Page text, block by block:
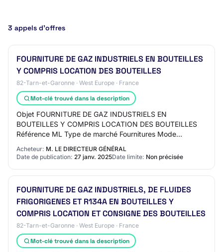
3 appels d’offres
FOURNITURE DE GAZ INDUSTRIELS EN BOUTEILLES
Y COMPRIS LOCATION DES BOUTEILLES
82-Tarn-et-Garonne · West Europe · France
Mot-clé trouvé dans la description
Objet FOURNITURE DE GAZ INDUSTRIELS EN
BOUTEILLES Y COMPRIS LOCATION DES BOUTEILLES
Référence ML Type de marché Fournitures Mode
Procédure adaptée ouverte Technique d'achat Accord-
Cadre Lieu de livra…
Acheteur: M. LE DIRECTEUR GÉNÉRAL
Date de publication: 27 janv. 2025Date limite: Non précisée
FOURNITURE DE GAZ INDUSTRIELS, DE FLUIDES
FRIGORIGENES ET R134A EN BOUTEILLES Y
COMPRIS LOCATION ET CONSIGNE DES BOUTEILLES
82-Tarn-et-Garonne · West Europe · France
Mot-clé trouvé dans la description